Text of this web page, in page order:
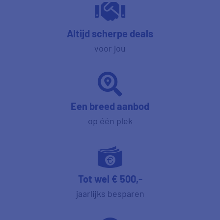
Altijd scherpe deals
voor jou
Een breed aanbod
op één plek
Tot wel € 500,-
jaarlijks besparen